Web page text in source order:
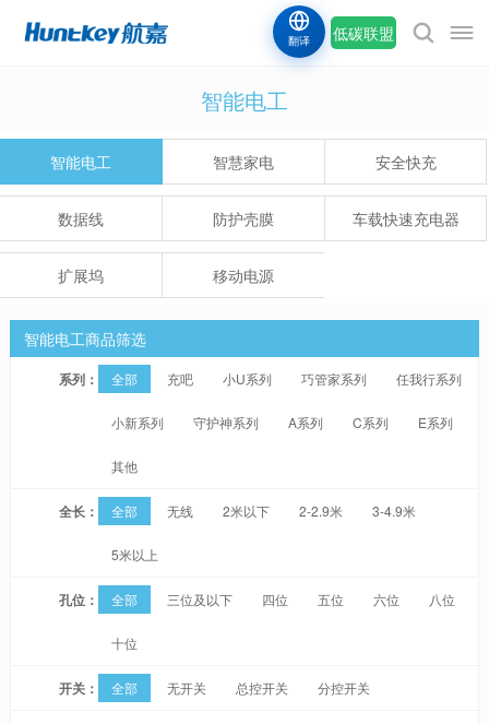
低碳联盟
翻译
智能电工
智能电工 智慧家电 安全快充
数据线 防护壳膜 车载快速充电器
扩展坞 移动电源
智能电工商品筛选
系列： 全部 充吧 小U系列 巧管家系列 任我行系列
小新系列 守护神系列 A系列 C系列 E系列
其他
全长： 全部 无线 2米以下 2-2.9米 3-4.9米
5米以上
孔位： 全部 三位及以下 四位 五位 六位 八位
十位
开关： 全部 无开关 总控开关 分控开关